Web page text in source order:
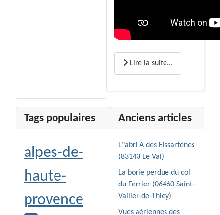
Lire la suite...
Tags populaires
alpes-de-
haute-
provence
Anciens articles
L"abri A des Eissartènes
(83143 Le Val)
La borie perdue du col
du Ferrier (06460 Saint-
Vallier-de-Thiey)
Vues aériennes des